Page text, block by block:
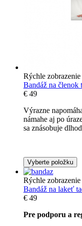
Rýchle zobrazenie
Bandáž na členok
€ 49
Výrazne
námahe aj po
sa znásobuje
Vyberte položku
Rýchle zobrazenie
Bandáž na lakeť
€ 49
Pre podporu a